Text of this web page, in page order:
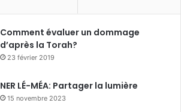
Comment évaluer un dommage
d’après la Torah?
23 février 2019
NER LÉ-MÉA: Partager la lumière
15 novembre 2023